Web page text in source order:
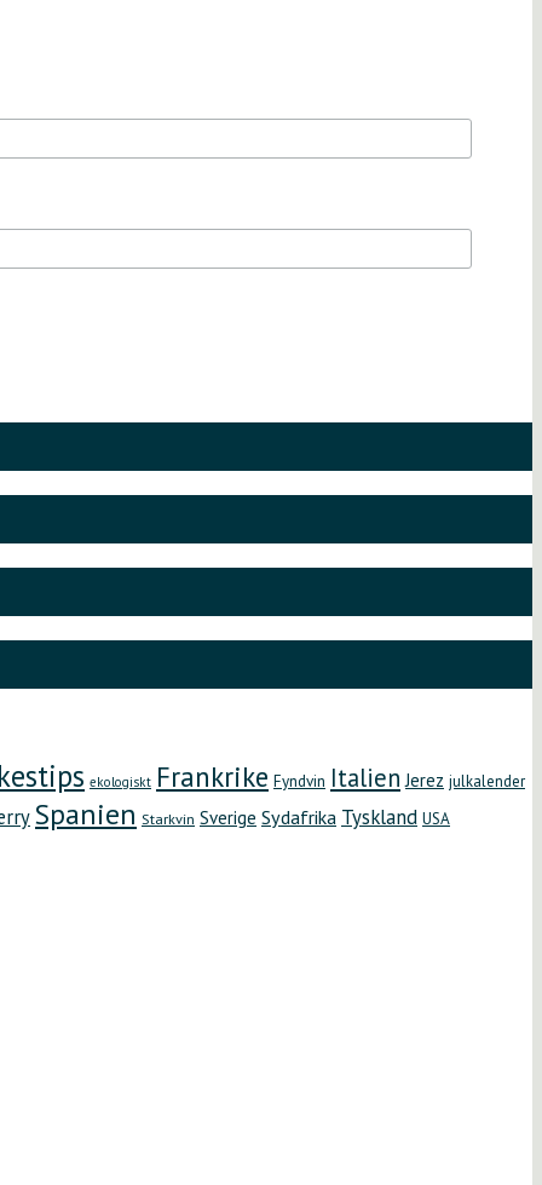
ekologiskt Frankrike Fyndvin Italien Jerez julkalender
Spanien Starkvin Sverige Sydafrika Tyskland USA